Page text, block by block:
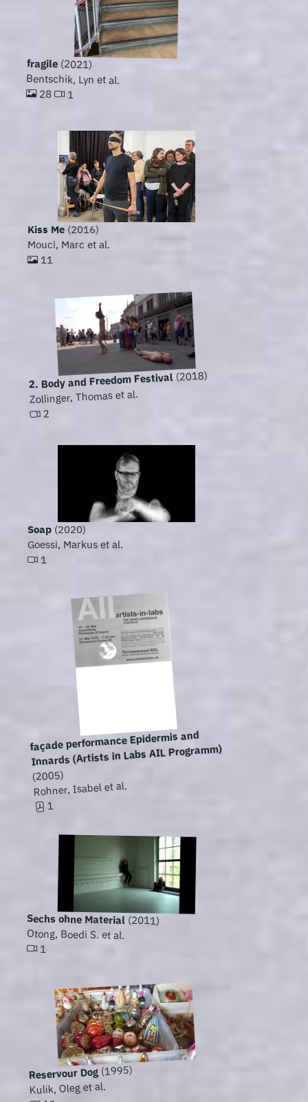
fragile(2021)
Bentschik, Lyn et al.
28 1
Kiss Me (2016)
Mouci, Marc et al.
11
2. Body and Freedom Festival(2018)
Zollinger, Thomas et al.
2
Soap (2020)
Goessi, Markus et al.
1
façade performance Epidermis and
Innards (Artists in Labs AIL Programm)
(2005)
Rohner, Isabel et al.
1
Sechs ohne Material (2011)
Otong, Boedi S. et al.
1
Reservour Dog(1995)
Kulik, Oleg et al.